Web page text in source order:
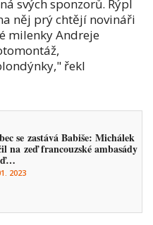
svých sponzorů. Rýpl
něj prý chtějí novináři
milenky Andreje
řekl
se zastává Babiše: Michálek
na zeď francouzské ambasády
2023